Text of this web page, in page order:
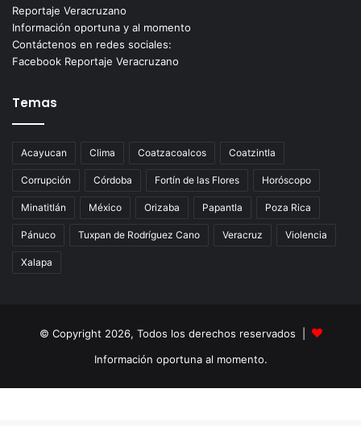
Reportaje Veracruzano
Información oportuna y al momento
Contáctenos en redes sociales:
Facebook Reportaje Veracruzano
Temas
Acayucan Clima Coatzacoalcos Coatzintla
Corrupción Córdoba Fortín de las Flores Horóscopo
Minatitlán México Orizaba Papantla Poza Rica
Pánuco Tuxpan de Rodríguez Cano Veracruz Violencia
Xalapa
© Copyright 2026, Todos los derechos reservados |
Información oportuna al momento.